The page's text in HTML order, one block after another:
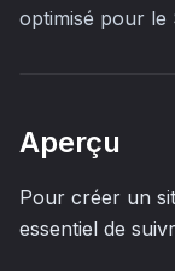
optimisé pour le
Aperçu
Pour créer un
essentiel de